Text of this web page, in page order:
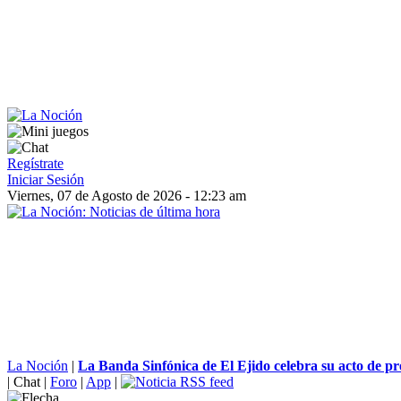
Regístrate
Iniciar Sesión
Viernes, 07 de Agosto de 2026 - 12:23 am
La Noción | La Banda Sinfónica de El Ejido celebra su acto de
| Chat | Foro | App |